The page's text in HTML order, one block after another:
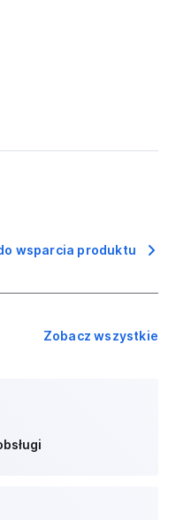
wsparcia produktu
Zobacz wszystkie